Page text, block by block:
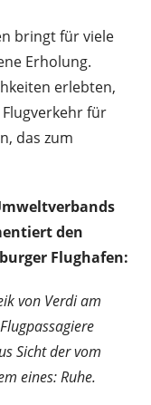
bringt für viele
Erholung.
erlebten,
für
das zum
den
Flughafen:
von Verdi am
Sicht der vom
eines: Ruhe.